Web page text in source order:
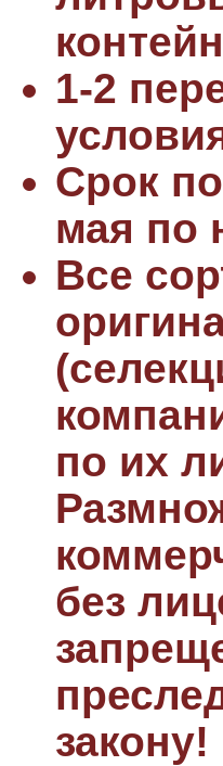
1-2
Срок
мая по
Все
по их
без
закону!